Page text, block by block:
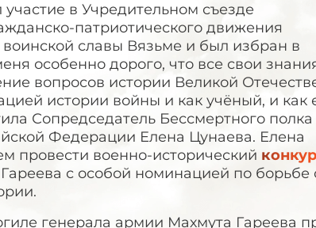
в Учредительном съезде
патриотического движения
славы Вязьме и был избран в
особенно дорого, что все свои
вопросов истории Великой
истории войны и как учёный, и как
Сопредседатель Бессмертного
Федерации Елена Цунаева. Елена
провести военно-исторический
с особой номинацией по борьбе
генерала армии Махмута Гареева